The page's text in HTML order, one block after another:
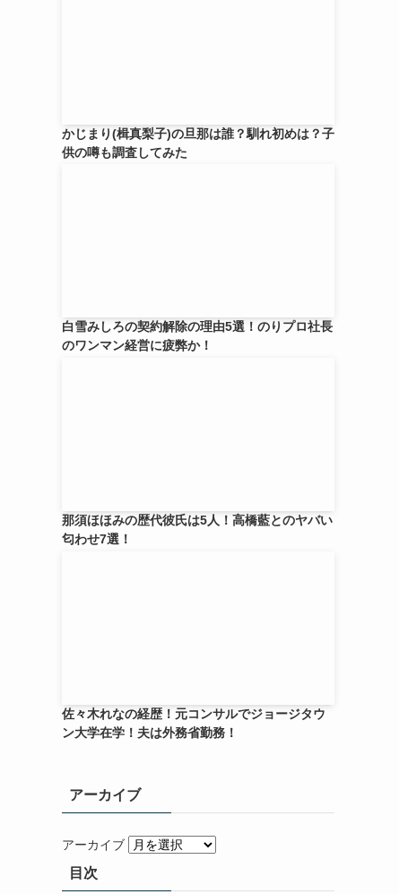
かじまり(楫真梨子)の旦那は誰？馴れ初めは？子
供の噂も調査してみた
白雪みしろの契約解除の理由5選！のりプロ社長
のワンマン経営に疲弊か！
那須ほほみの歴代彼氏は5人！高橋藍とのヤバい
匂わせ7選！
佐々木れなの経歴！元コンサルでジョージタウ
ン大学在学！夫は外務省勤務！
アーカイブ
アーカイブ
目次